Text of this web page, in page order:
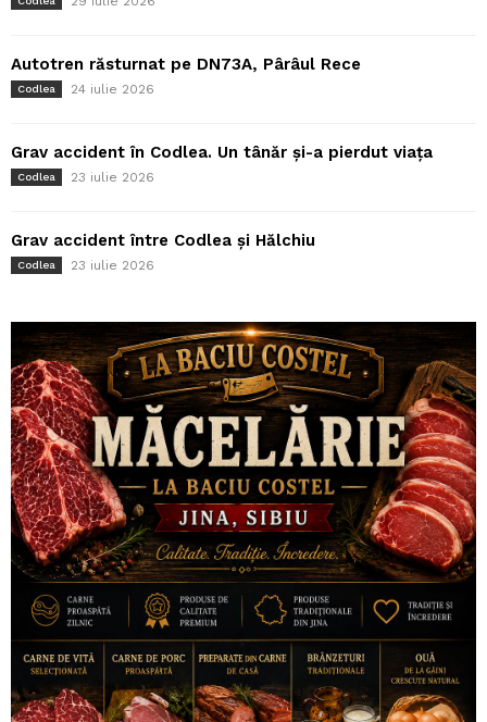
Autotren răsturnat pe DN73A, Pârâul Rece
Codlea 24 iulie 2026
Grav accident în Codlea. Un tânăr și-a pierdut viața
Codlea 23 iulie 2026
Grav accident între Codlea și Hălchiu
Codlea 23 iulie 2026